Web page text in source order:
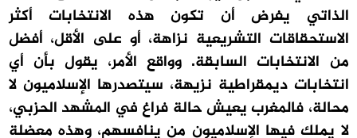
الذاتي يفرض أن تكون هذه الانتخابات أكثر
الاستحقاقات التشريعية نزاهة، أو على الأقل، أفضل
من الانتخابات السابقة. وواقع الأمر، يقول بأن أي
انتخابات ديمقراطية نزيهة، سيتصدرها الإسلاميون لا
محالة، فالمغرب يعيش حالة فراغ في المشهد الحزبي،
لا يملك فيها الإسلاميون من ينافسهم، وهذه معضلة